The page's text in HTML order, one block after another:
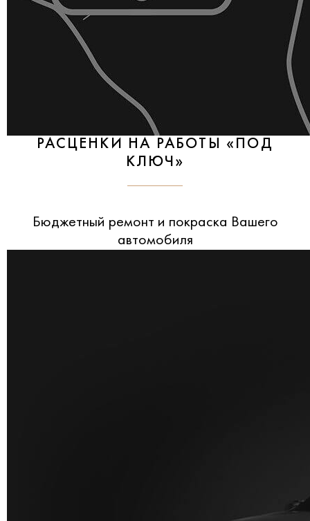
РАСЦЕНКИ НА РАБОТЫ «ПОД
КЛЮЧ»
Бюджетный ремонт и покраска Вашего
автомобиля